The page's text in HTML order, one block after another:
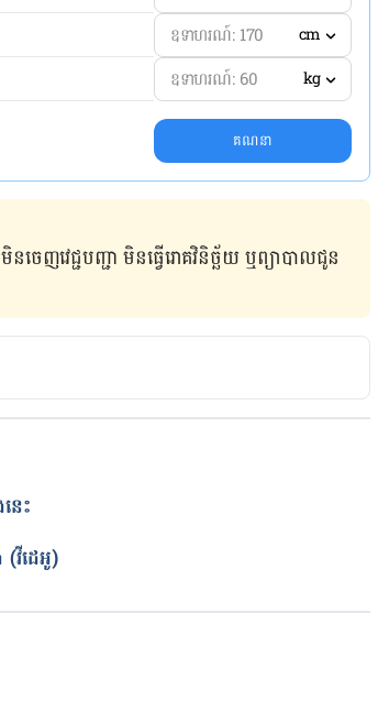
cm
kg
គណនា
ញ​វេជ្ជបញ្ជា មិន​ធ្វើ​រោគវិនិច្ឆ័យ ឬ​ព្យាបាល​ជូន​
េះ
វីដេអូ)